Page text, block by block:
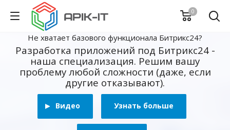
0
Не хватает базового функционала Битрикс24?
Разработка приложений под Битрикс24 -
наша специализация. Решим вашу
проблему любой сложности (даже, если
другие отказывают).
Видео Узнать больше